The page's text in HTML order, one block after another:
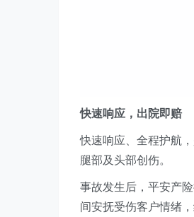
快速响应， 出院即赔
快速响应、全程护航
腿部及头部创 伤。
事故发生后， 平安产
间安抚受伤客户情绪